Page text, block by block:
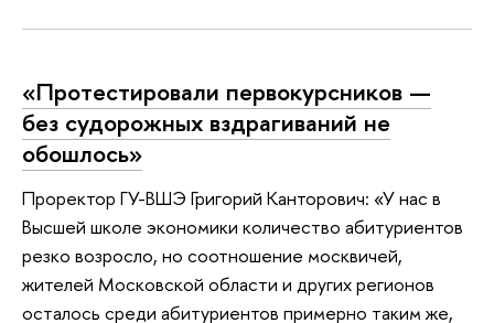
«Протестировали первокурсников —
без судорожных вздрагиваний не
обошлось»
Проректор ГУ-ВШЭ Григорий Канторович: «У нас в
Высшей школе экономики количество абитуриентов
резко возросло, но соотношение москвичей,
жителей Московской области и других регионов
осталось среди абитуриентов примерно таким же,